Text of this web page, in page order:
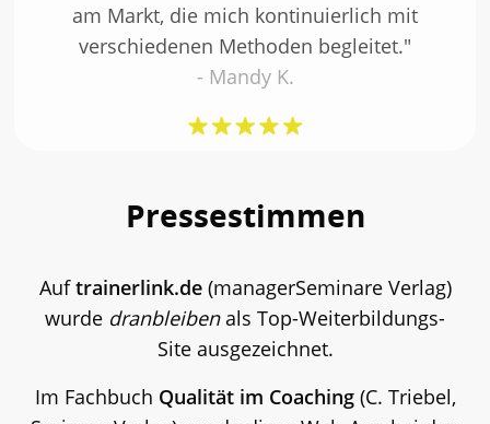
am Markt, die mich kontinuierlich mit
verschiedenen Methoden begleitet."
- Mandy K.
Pressestimmen
Auftrainerlink.de(managerSeminare Verlag)
wurde dranbleibenals Top-Weiterbildungs-
Site ausgezeichnet.
Im Fachbuch Qualität im Coaching(C. Triebel,